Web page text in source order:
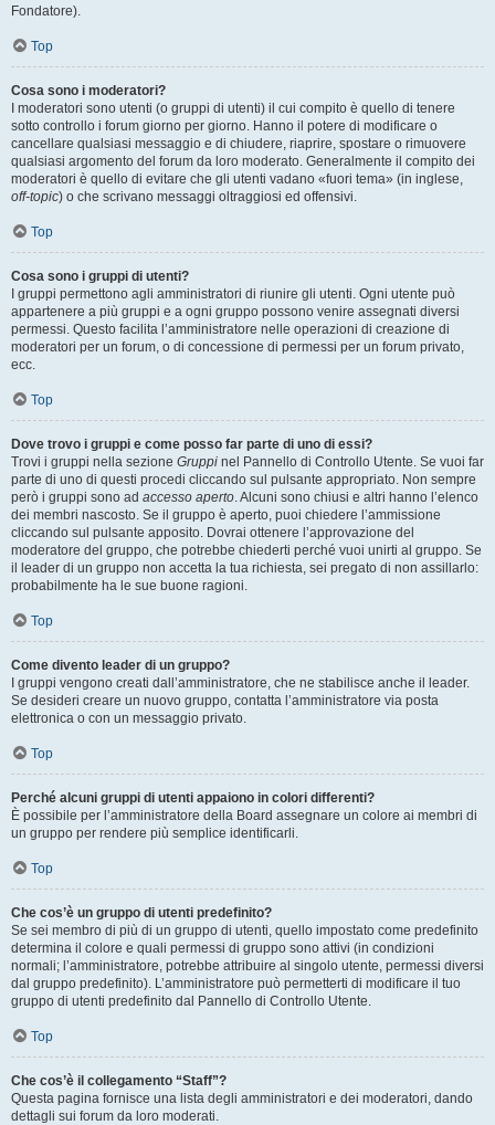
Fondatore).
Top
Cosa sono i moderatori?
I moderatori sono utenti (o gruppi di utenti) il cui compito è quello di tenere
sotto controllo i forum giorno per giorno. Hanno il potere di modificare o
cancellare qualsiasi messaggio e di chiudere, riaprire, spostare o rimuovere
qualsiasi argomento del forum da loro moderato. Generalmente il compito dei
moderatori è quello di evitare che gli utenti vadano «fuori tema» (in inglese,
off-topic) o che scrivano messaggi oltraggiosi ed offensivi.
Top
Cosa sono i gruppi di utenti?
I gruppi permettono agli amministratori di riunire gli utenti. Ogni utente può
appartenere a più gruppi e a ogni gruppo possono venire assegnati diversi
permessi. Questo facilita l’amministratore nelle operazioni di creazione di
moderatori per un forum, o di concessione di permessi per un forum privato,
ecc.
Top
Dove trovo i gruppi e come posso far parte di uno di essi?
Trovi i gruppi nella sezione Gruppi nel Pannello di Controllo Utente. Se vuoi far
parte di uno di questi procedi cliccando sul pulsante appropriato. Non sempre
però i gruppi sono ad accesso aperto. Alcuni sono chiusi e altri hanno l’elenco
dei membri nascosto. Se il gruppo è aperto, puoi chiedere l’ammissione
cliccando sul pulsante apposito. Dovrai ottenere l’approvazione del
moderatore del gruppo, che potrebbe chiederti perché vuoi unirti al gruppo. Se
il leader di un gruppo non accetta la tua richiesta, sei pregato di non assillarlo:
probabilmente ha le sue buone ragioni.
Top
Come divento leader di un gruppo?
I gruppi vengono creati dall’amministratore, che ne stabilisce anche il leader.
Se desideri creare un nuovo gruppo, contatta l’amministratore via posta
elettronica o con un messaggio privato.
Top
Perché alcuni gruppi di utenti appaiono in colori differenti?
È possibile per l’amministratore della Board assegnare un colore ai membri di
un gruppo per rendere più semplice identificarli.
Top
Che cos’è un gruppo di utenti predefinito?
Se sei membro di più di un gruppo di utenti, quello impostato come predefinito
determina il colore e quali permessi di gruppo sono attivi (in condizioni
normali; l’amministratore, potrebbe attribuire al singolo utente, permessi diversi
dal gruppo predefinito). L’amministratore può permetterti di modificare il tuo
gruppo di utenti predefinito dal Pannello di Controllo Utente.
Top
Che cos’è il collegamento “Staff”?
Questa pagina fornisce una lista degli amministratori e dei moderatori, dando
dettagli sui forum da loro moderati.